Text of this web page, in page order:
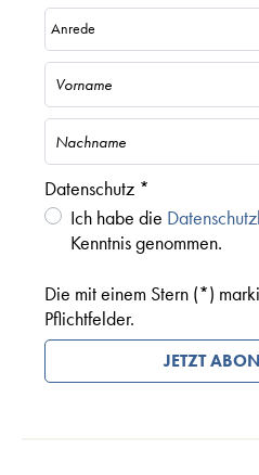
Datenschutz *
Ich habe die
Kenntnis genommen.
Die mit einem Stern (*)
Pflichtfelder.
JETZT